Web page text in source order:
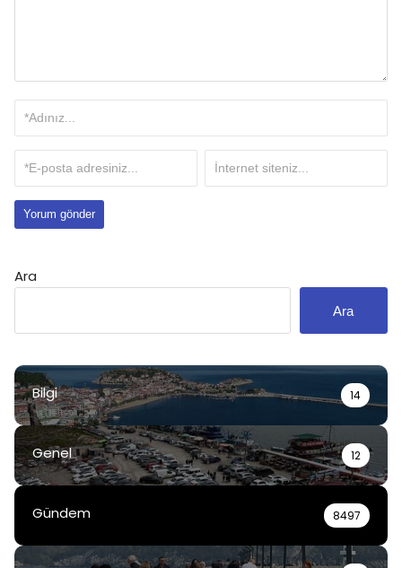
Ara
Ara
Bilgi 14
Genel 12
Gündem 8497